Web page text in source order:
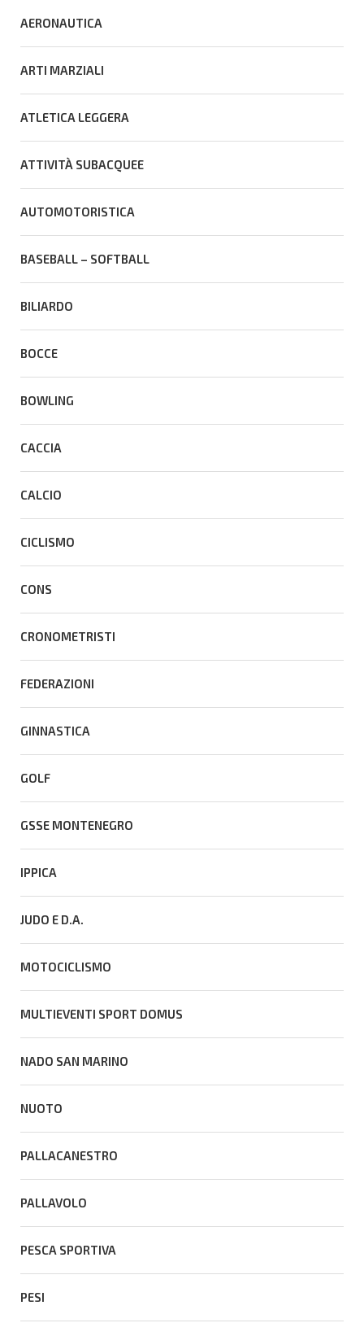
AERONAUTICA
ARTI MARZIALI
ATLETICA LEGGERA
ATTIVITÀ SUBACQUEE
AUTOMOTORISTICA
BASEBALL – SOFTBALL
BILIARDO
BOCCE
BOWLING
CACCIA
CALCIO
CICLISMO
CONS
CRONOMETRISTI
FEDERAZIONI
GINNASTICA
GOLF
GSSE MONTENEGRO
IPPICA
JUDO E D.A.
MOTOCICLISMO
MULTIEVENTI SPORT DOMUS
NADO SAN MARINO
NUOTO
PALLACANESTRO
PALLAVOLO
PESCA SPORTIVA
PESI